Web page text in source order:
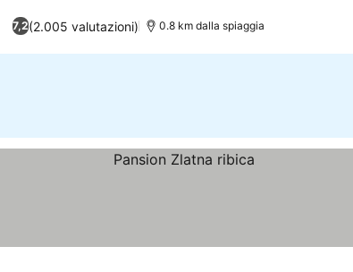
7,2(2.005 valutazioni) 0.8 km dalla spiaggia